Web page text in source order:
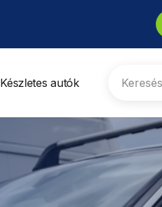
Készletes autók